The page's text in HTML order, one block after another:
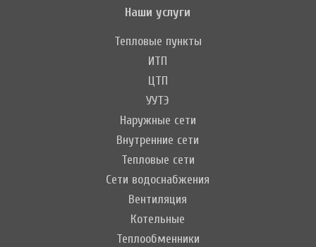
Наши услуги
Тепловые пункты
ИТП
ЦТП
УУТЭ
Наружные сети
Внутренние сети
Тепловые сети
Сети водоснабжения
Вентиляция
Котельные
Теплообменники